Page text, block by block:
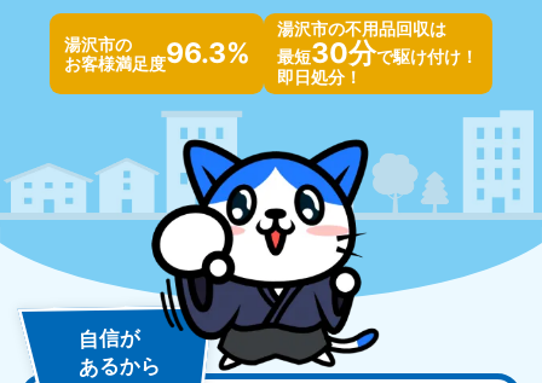
湯沢市の
お客様満足度96.3%
湯沢市の不用品回収は
最短30分で駆け付け！
即日処分！
自信が
あるから